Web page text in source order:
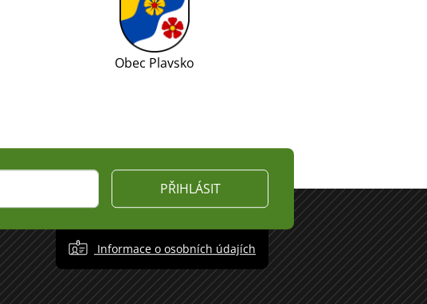
Obec Plavsko
PŘIHLÁSIT
Informace o osobních údajích